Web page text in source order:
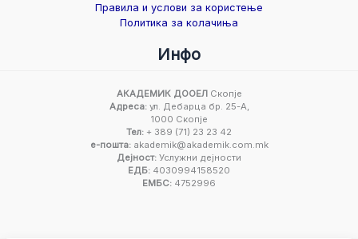
Правила и услови за користење
Политика за колачиња
Инфо
АКАДЕМИК ДООЕЛСкопје
Адреса:ул. Дебарца бр. 25-А,
1000 Скопје
Тел: + 389 (71) 23 23 42
е-пошта:akademik@akademik.com.mk
Дејност: Услужни дејности
ЕДБ: 4030994158520
ЕМБС: 4752996